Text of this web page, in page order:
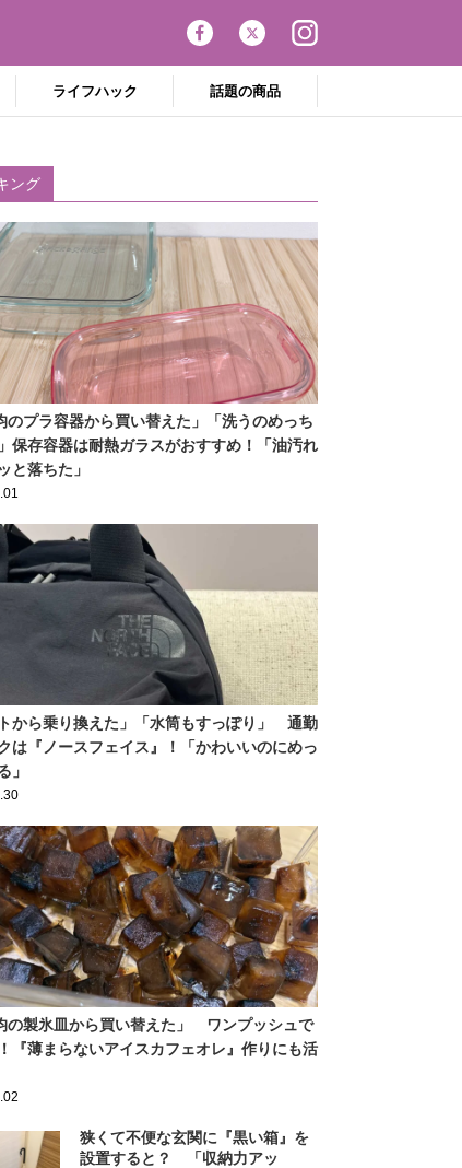
ライフハック 話題の商品
ング
のプラ容器から買い替えた」「洗うのめっち
保存容器は耐熱ガラスがおすすめ！「油汚れ
と落ちた」
トから乗り換えた」「水筒もすっぽり」 通勤
は『ノースフェイス』！「かわいいのにめっ
」
の製氷皿から買い替えた」 ワンプッシュで
『薄まらないアイスカフェオレ』作りにも活
狭くて不便な玄関に『黒い箱』を
設置すると？ 「収納力アッ